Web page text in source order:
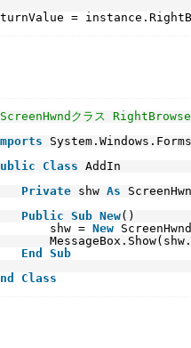
=
クラス
System.Windows.Forms
Class AddIn
Private shw As
Public Sub New()
shw = New
End
Sub
Class